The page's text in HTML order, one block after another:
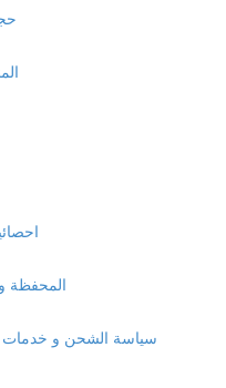
المحفظة
سياسة الشحن و خدمات ما